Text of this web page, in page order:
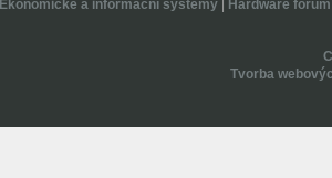
Ekonomické a informační systémy| Hardware forum
Tvorba